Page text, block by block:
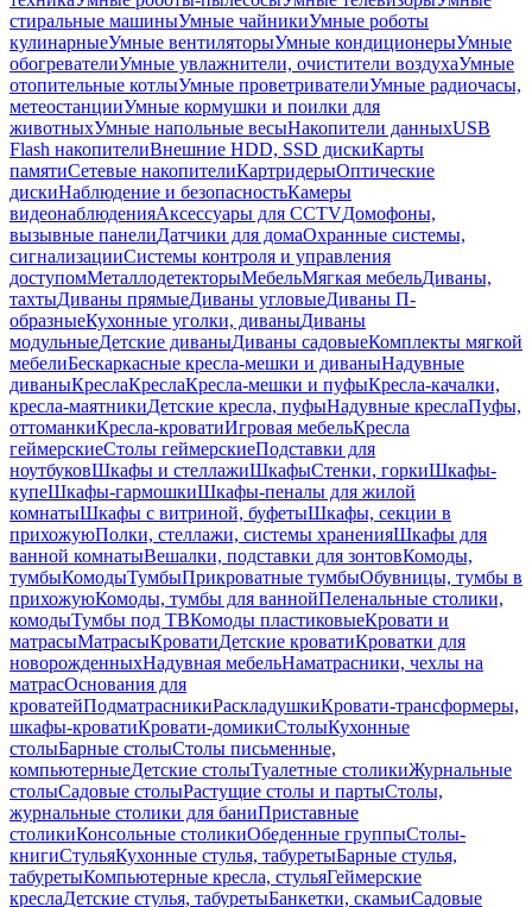
стиральные машиныУмные чайникиУмные роботы
кулинарныеУмные вентиляторыУмные кондиционерыУмные
обогревателиУмные увлажнители, очистители воздухаУмные
отопительные котлыУмные проветривателиУмные радиочасы,
метеостанцииУмные кормушки и поилки для
животныхУмные напольные весыНакопители данныхUSB
Flash накопителиВнешние HDD, SSD дискиКарты
памятиСетевые накопителиКартридерыОптические
дискиНаблюдение и безопасностьКамеры
видеонаблюденияАксессуары для CCTVДомофоны,
вызывные панелиДатчики для домаОхранные системы,
сигнализацииСистемы контроля и управления
доступомМеталлодетекторыМебельМягкая мебельДиваны,
тахтыДиваны прямыеДиваны угловыеДиваны П-
образныеКухонные уголки, диваныДиваны
модульныеДетские диваныДиваны садовыеКомплекты мягкой
мебелиБескаркасные кресла-мешки и диваныНадувные
диваныКреслаКреслаКресла-мешки и пуфыКресла-качалки,
кресла-маятникиДетские кресла, пуфыНадувные креслаПуфы,
оттоманкиКресла-кроватиИгровая мебельКресла
геймерскиеСтолы геймерскиеПодставки для
ноутбуковШкафы и стеллажиШкафыСтенки, горкиШкафы-
купеШкафы-гармошкиШкафы-пеналы для жилой
комнатыШкафы с витриной, буфетыШкафы, секции в
прихожуюПолки, стеллажи, системы храненияШкафы для
ванной комнатыВешалки, подставки для зонтовКомоды,
тумбыКомодыТумбыПрикроватные тумбыОбувницы, тумбы в
прихожуюКомоды, тумбы для ваннойПеленальные столики,
комодыТумбы под ТВКомоды пластиковыеКровати и
матрасыМатрасыКроватиДетские кроватиКроватки для
новорожденныхНадувная мебельНаматрасники, чехлы на
матрасОснования для
кроватейПодматрасникиРаскладушкиКровати-трансформеры,
шкафы-кроватиКровати-домикиСтолыКухонные
столыБарные столыСтолы письменные,
компьютерныеДетские столыТуалетные столикиЖурнальные
столыСадовые столыРастущие столы и партыСтолы,
журнальные столики для баниПриставные
столикиКонсольные столикиОбеденные группыСтолы-
книгиСтульяКухонные стулья, табуретыБарные стулья,
табуретыКомпьютерные кресла, стульяГеймерские
креслаДетские стулья, табуретыБанкетки, скамьиСадовые